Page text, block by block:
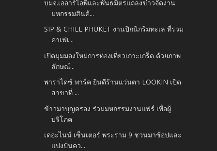
บมจ.เออาร์ไอพีและพันธมิตรแถลงข่าวจัดงาน
มหกรรมสินค้...
SIP & CHILL PHUKET งานปิกนิกริมทะเล ที่รวม
คาเฟ่เ...
เปิดมุมมองใหม่การท่องเที่ยวเกาะเกร็ด ด้วยภาพ
ลักษณ์...
พาราไดซ์ พาร์ค ยินดีร้านแว่นตา LOOKIN เปิด
สาขาที่ ...
ข้าวมาบุญครอง ร่วมมหกรรมงานแฟร์ เพื่อผู้
บริโภค
เดอะไนน์ เซ็นเตอร์ พระราม 9 ชวนมาช้อปและ
แบ่งปันคว...